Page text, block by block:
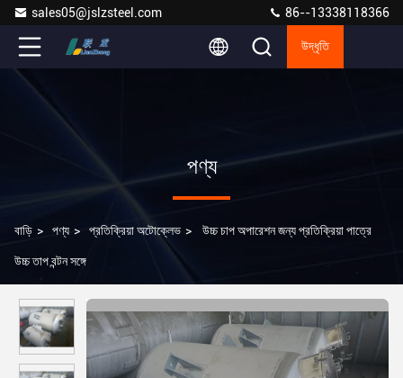
sales05@jslzsteel.com 86--13338118366
উদ্ধৃতি
পণ্য
বাড়ি > পণ্য > প্রতিক্রিয়া অটোক্লেভ > উচ্চ চাপ অপারেশন জন্য প্রতিক্রিয়া পাত্রে
উচ্চ তাপ বন্টন সঙ্গে